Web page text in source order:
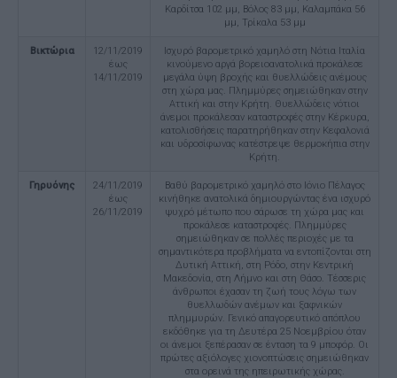
Καρδίτσα 102 μμ, Βόλος 83 μμ, Καλαμπάκα 56
μμ, Τρίκαλα 53 μμ
Βικτώρια
12/11/2019
έως
14/11/2019
Ισχυρό βαρομετρικό χαμηλό στη Νότια Ιταλία
κινούμενο αργά βορειοανατολικά προκάλεσε
μεγάλα ύψη βροχής και θυελλώδεις ανέμους
στη χώρα μας. Πλημμύρες σημειώθηκαν στην
Αττική και στην Κρήτη. Θυελλώδεις νότιοι
άνεμοι προκάλεσαν καταστροφές στην Κέρκυρα,
κατολισθήσεις παρατηρήθηκαν στην Κεφαλονιά
και υδροσίφωνας κατέστρεψε θερμοκήπια στην
Κρήτη.
Γηρυόνης
24/11/2019
έως
26/11/2019
Βαθύ βαρομετρικό χαμηλό στο Ιόνιο Πέλαγος
κινήθηκε ανατολικά δημιουργώντας ένα ισχυρό
ψυχρό μέτωπο που σάρωσε τη χώρα μας και
προκάλεσε καταστροφές. Πλημμύρες
σημειώθηκαν σε πολλές περιοχές με τα
σημαντικότερα προβλήματα να εντοπίζονται στη
Δυτική Αττική, στη Ρόδο, στην Κεντρική
Μακεδονία, στη Λήμνο και στη Θάσο. Τέσσερις
άνθρωποι έχασαν τη ζωή τους λόγω των
θυελλωδών ανέμων και ξαφνικών
πλημμυρών. Γενικό απαγορευτικό απόπλου
εκδόθηκε για τη Δευτέρα 25 Νοεμβρίου όταν
οι άνεμοι ξεπέρασαν σε ένταση τα 9 μποφόρ. Οι
πρώτες αξιόλογες χιονοπτώσεις σημειώθηκαν
στα ορεινά της ηπειρωτικής χώρας.